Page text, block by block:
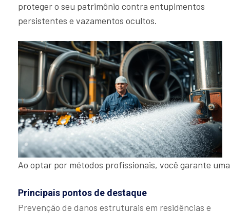
proteger o seu patrimônio contra entupimentos
persistentes e vazamentos ocultos.
Ao optar por métodos profissionais, você garante
Principais pontos de destaque
Prevenção de danos estruturais em residências e